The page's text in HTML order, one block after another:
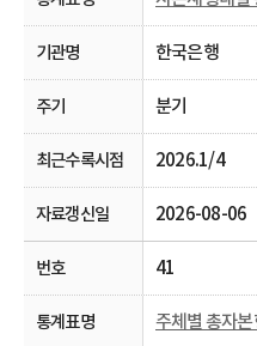
한국은행
분기
2026.1/4
2026-08-06
41